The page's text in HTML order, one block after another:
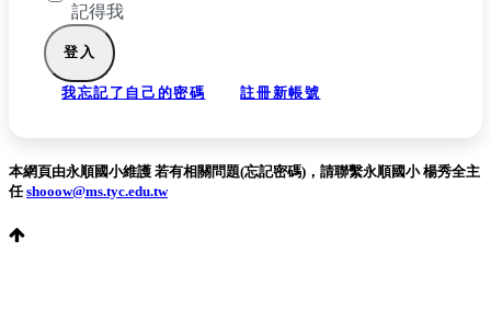
記得我
我忘記了自己的密碼 註冊新帳號
本網頁由永順國小維護 若有相關問題(忘記密碼)，請聯繫永順國小 楊秀全主
任shooow@ms.tyc.edu.tw